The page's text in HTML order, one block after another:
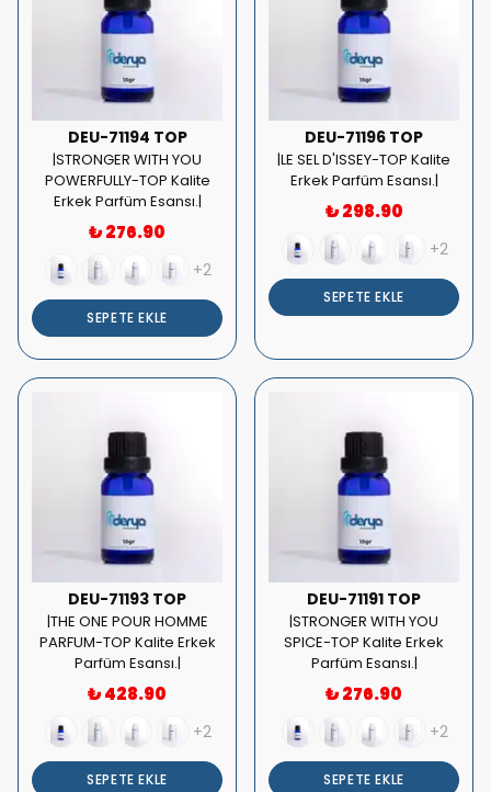
DEU-71194 TOP
|STRONGER WITH YOU
POWERFULLY-TOP Kalite
Erkek Parfüm Esansı.|
₺ 276.90
+2
SEPETE EKLE
DEU-71196 TOP
|LE SEL D'ISSEY-TOP Kalite
Erkek Parfüm Esansı.|
₺ 298.90
+2
SEPETE EKLE
DEU-71193 TOP
|THE ONE POUR HOMME
PARFUM-TOP Kalite Erkek
Parfüm Esansı.|
₺ 428.90
+2
SEPETE EKLE
DEU-71191 TOP
|STRONGER WITH YOU
SPICE-TOP Kalite Erkek
Parfüm Esansı.|
₺ 276.90
+2
SEPETE EKLE